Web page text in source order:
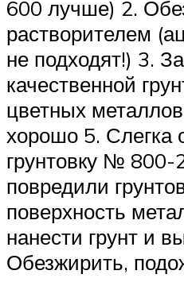
600 лучше) 2.
растворителем
не подходят!) 3.
качественной
цветных
хорошо 5. Слегка
грунтовку № 800-
повредили
поверхность
нанести грунт и
Обезжирить,